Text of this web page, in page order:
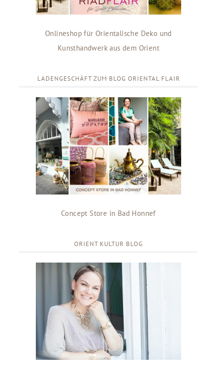
Onlineshop für Orientalische Deko und
Kunsthandwerk aus dem Orient
LADENGESCHÄFT ZUM BLOG ORIENTAL FLAIR
Concept Store in Bad Honnef
ORIENT KULTUR BLOG